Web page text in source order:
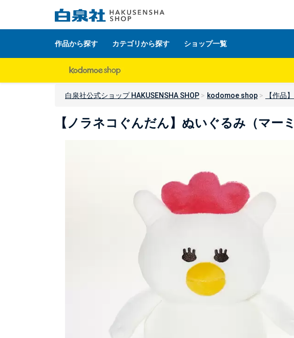
作品から探す カテゴリから探す ショップ一覧
白泉社公式ショップ HAKUSENSHA SHOP kodomoe shop 【作品
【ノラネコぐんだん】ぬいぐるみ（マー